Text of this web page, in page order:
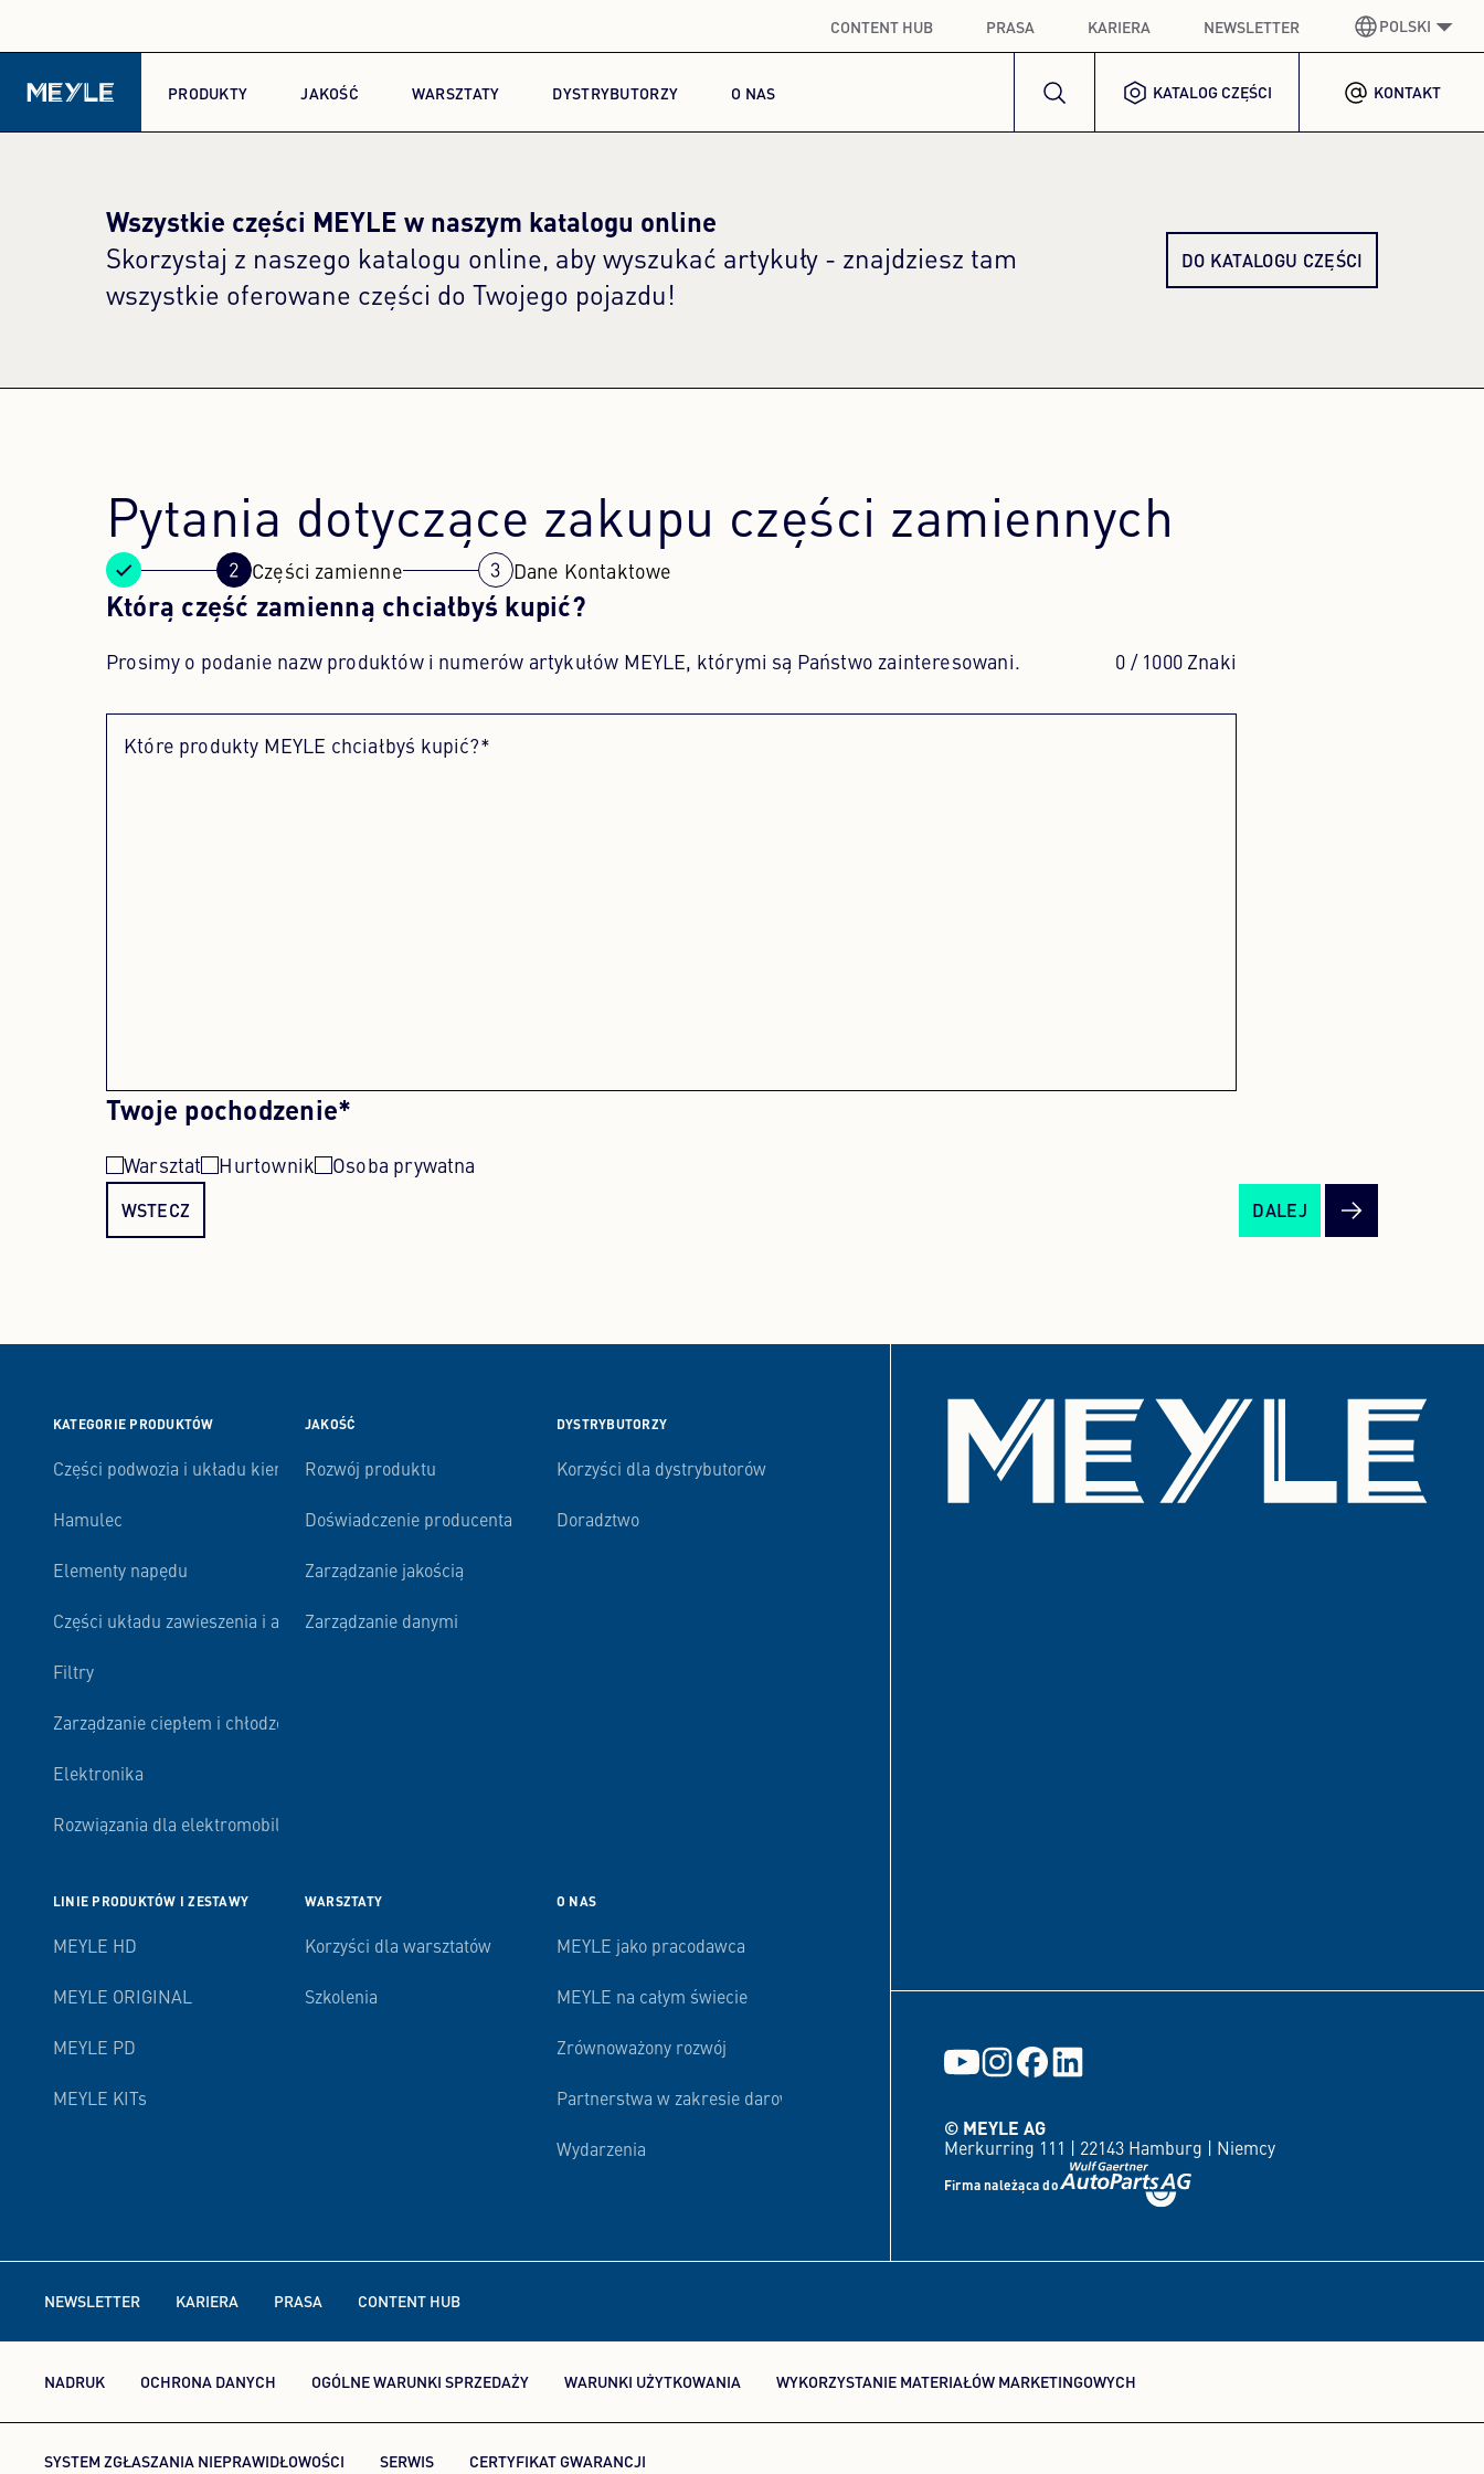
CONTENT HUB PRASA KARIERA NEWSLETTER POLSKI
NIEMIECKIGERMAN
HISZPAŃSKISPANISH
FRANCUSKIFRENCH
PORTUGALSKI
UKRAIŃSKIUKRAINIAN
PRODUKTY JAKOŚĆ WARSZTATY DYSTRYBUTORZY O NAS KATALOG CZĘŚCI KONTAKT
Wszystkie części MEYLE w naszym katalogu online
Skorzystaj z naszego katalogu online, aby wyszukać artykuły - znajdziesz tam
wszystkie oferowane części do Twojego pojazdu!
DO KATALOGU CZĘŚCI
Pytania dotyczące zakupu części zamiennych
Części zamienne Dane Kontaktowe
Którą część zamienną chciałbyś kupić?
Prosimy o podanie nazw produktów i numerów artykułów MEYLE, którymi są Państwo zainteresowani. 0 / 1000 Znaki
Które produkty MEYLE chciałbyś kupić?*
Twoje pochodzenie*
Warsztat Hurtownik Osoba prywatna
WSTECZ DALEJ
KATEGORIE PRODUKTÓW
Części podwozia i układu kierowniczego
Hamulec
Elementy napędu
Części układu zawieszenia i amortyzacji
Filtry
Zarządzanie ciepłem i chłodzenie silnika
Elektronika
Rozwiązania dla elektromobilności
LINIE PRODUKTÓW I ZESTAWY
MEYLE HD
MEYLE ORIGINAL
MEYLE PD
MEYLE KITs
JAKOŚĆ
Rozwój produktu
Doświadczenie producenta
Zarządzanie jakością
Zarządzanie danymi
WARSZTATY
Korzyści dla warsztatów
Szkolenia
DYSTRYBUTORZY
Korzyści dla dystrybutorów
Doradztwo
O NAS
MEYLE jako pracodawca
MEYLE na całym świecie
Zrównoważony rozwój
Partnerstwa w zakresie darowizn i finansowania
Wydarzenia
© MEYLE AG
Merkurring 111 | 22143 Hamburg | Niemcy
Firma należąca do
NEWSLETTER KARIERA PRASA CONTENT HUB
NADRUK OCHRONA DANYCH OGÓLNE WARUNKI SPRZEDAŻY WARUNKI UŻYTKOWANIA WYKORZYSTANIE MATERIAŁÓW MARKETINGOWYCH
SYSTEM ZGŁASZANIA NIEPRAWIDŁOWOŚCI SERWIS CERTYFIKAT GWARANCJI